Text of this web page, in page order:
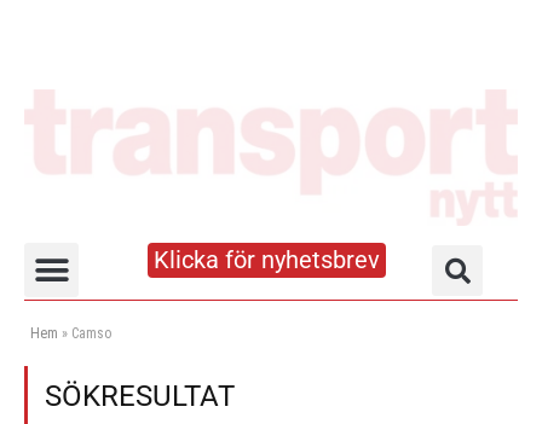
Klicka för nyhetsbrev
Hem » Camso
SÖKRESULTAT